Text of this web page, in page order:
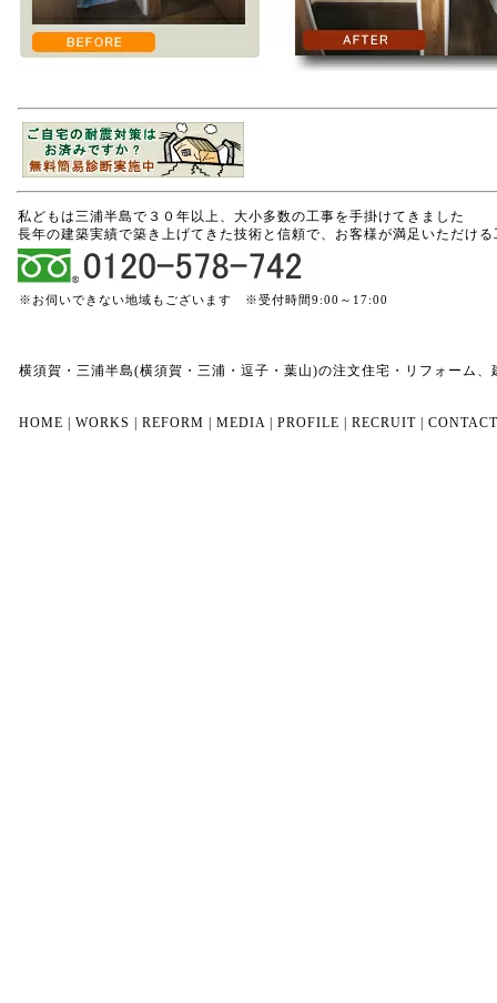
私どもは三浦半島で３０年以上、大小多数の工事を手掛けてきました
長年の建築実績で築き上げてきた技術と信頼で、お客様が満足いただけ
※お伺いできない地域もございます ※受付時間9:00～17:00
横須賀・三浦半島(横須賀・三浦・逗子・葉山)の注文住宅・リフォーム
HOME WORKS REFORM MEDIA PROFILE RECRUIT CONTACT